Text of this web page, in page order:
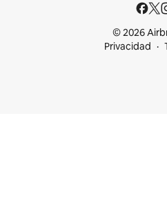
© 2026
Privacidad